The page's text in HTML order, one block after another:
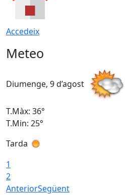
Accedeix
Meteo
Diumenge, 9 d’agost
T.Màx: 36°
T.Min: 25°
Tarda
1
2
AnteriorSegüent